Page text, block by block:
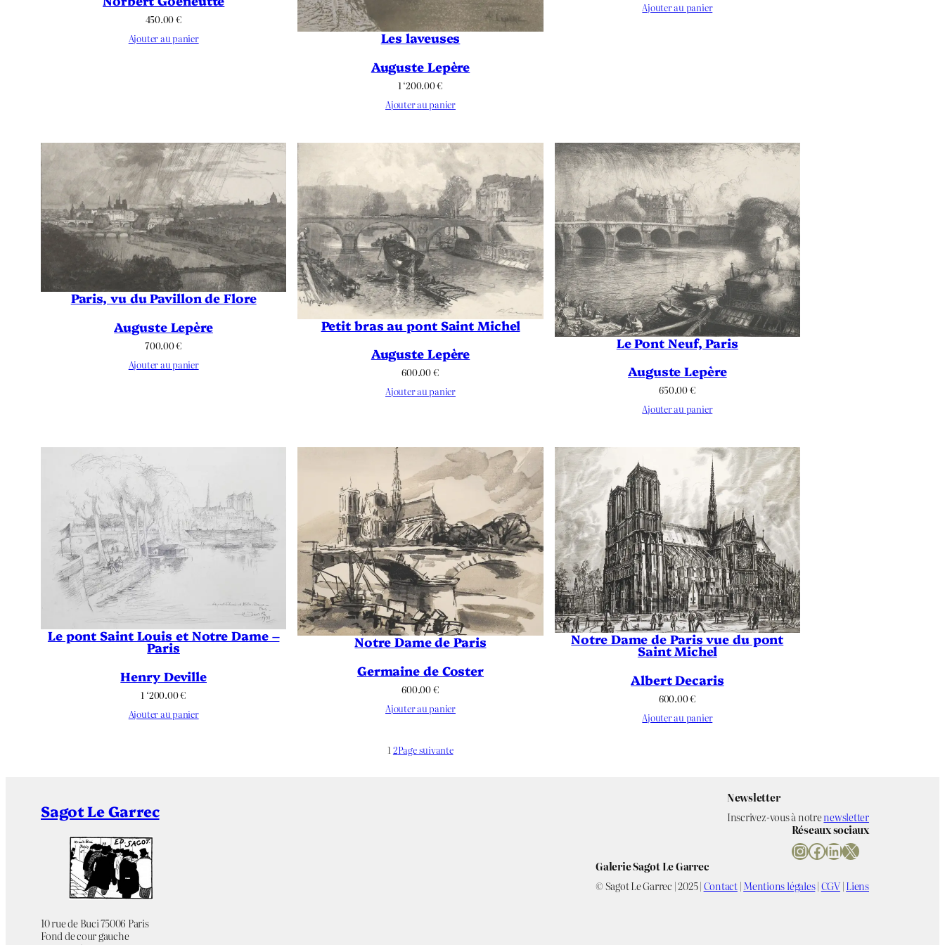
450.00€
Ajouter au panier
Les laveuses
Auguste Lepère
1 ‘200.00€
Ajouter au panier
Ajouter au panier
Paris, vu du Pavillon de Flore
Auguste Lepère
700.00€
Ajouter au panier
Petit bras au pont Saint Michel
Auguste Lepère
600.00€
Ajouter au panier
Le Pont Neuf, Paris
Auguste Lepère
650.00€
Ajouter au panier
Le pont Saint Louis et Notre Dame –
Paris
Henry Deville
1 ‘200.00€
Ajouter au panier
Notre Dame de Paris
Germaine de Coster
600.00€
Ajouter au panier
Notre Dame de Paris vue du pont
Saint Michel
Albert Decaris
600.00€
Ajouter au panier
12Page suivante
Sagot Le Garrec
10 rue de Buci 75006 Paris
Fond de cour gauche
Newsletter
Inscrivez-vous à notrenewsletter
Réseaux sociaux
InstagramFacebook LinkedIn X
Galerie Sagot Le Garrec
© Sagot Le Garrec | 2025 |Contact|Mentions légales|CGV|Liens